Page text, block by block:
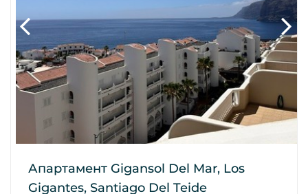
Апартамент Gigansol Del Mar, Los
Gigantes, Santiago Del Teide